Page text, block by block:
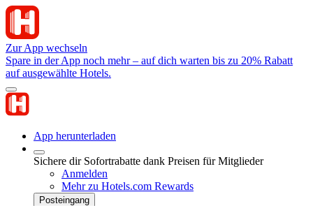
Zur App wechseln
Spare in der App noch mehr – auf dich warten bis zu 20% Rabatt
auf ausgewählte Hotels.
App herunterladen
Sichere dir Sofortrabatte dank Preisen für Mitglieder
Anmelden
Mehr zu Hotels.com Rewards
Posteingang